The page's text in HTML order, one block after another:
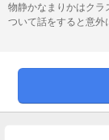
物静かなまりかはクラ
ついて話をすると意外
りかだが本の話をす
くタケル。スマート
クをして顔を半分隠
ニーする姿を配信を
ケル。実は、強い承認